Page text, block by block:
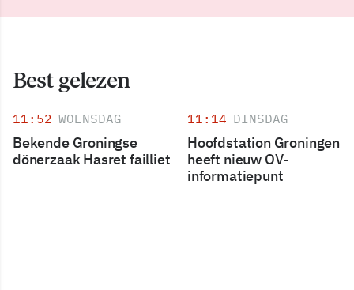
Best gelezen
11:52 WOENSDAG
Bekende Groningse
dönerzaak Hasret failliet
11:14 DINSDAG
Hoofdstation Groningen
heeft nieuw OV-
informatiepunt